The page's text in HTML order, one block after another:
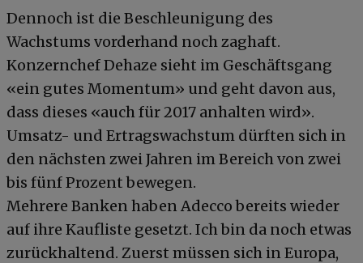
Dennoch ist die Beschleunigung des
Wachstums vorderhand noch zaghaft.
Konzernchef Dehaze sieht im Geschäftsgang
«ein gutes Momentum» und geht davon aus,
dass dieses «auch für 2017 anhalten wird».
Umsatz- und Ertragswachstum dürften sich in
den nächsten zwei Jahren im Bereich von zwei
bis fünf Prozent bewegen.
Mehrere Banken haben Adecco bereits wieder
auf ihre Kaufliste gesetzt. Ich bin da noch etwas
zurückhaltend. Zuerst müssen sich in Europa,